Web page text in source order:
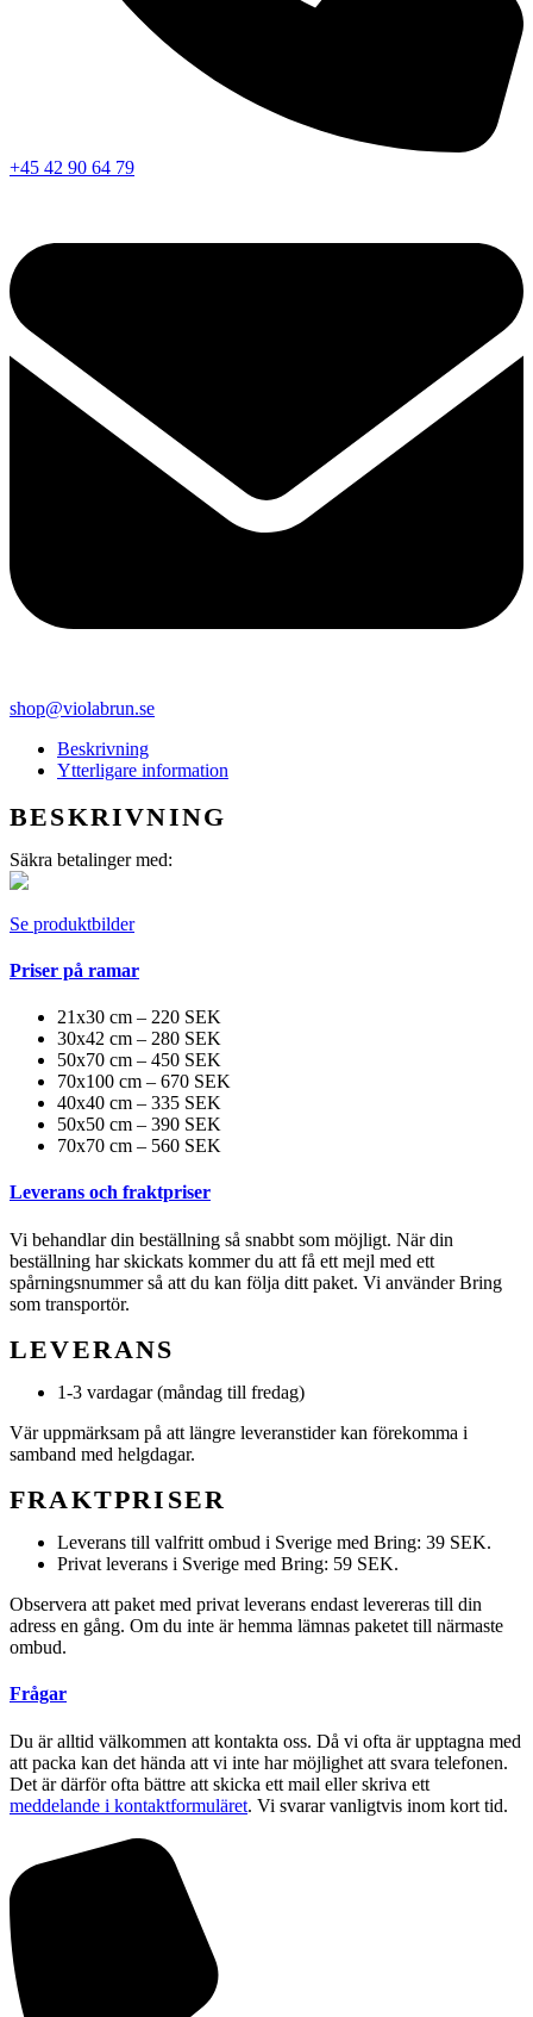
+45 42 90 64 79
shop@violabrun.se
Beskrivning
Ytterligare information
BESKRIVNING
Säkra betalinger med:
Se produktbilder
Priser på ramar
21x30 cm – 220 SEK
30x42 cm – 280 SEK
50x70 cm – 450 SEK
70x100 cm – 670 SEK
40x40 cm – 335 SEK
50x50 cm – 390 SEK
70x70 cm – 560 SEK
Leverans och fraktpriser
Vi behandlar din beställning så snabbt som möjligt. När din
beställning har skickats kommer du att få ett mejl med ett
spårningsnummer så att du kan följa ditt paket. Vi använder Bring
som transportör.
LEVERANS
1-3 vardagar (måndag till fredag)
Vär uppmärksam på att längre leveranstider kan förekomma i
samband med helgdagar.
FRAKTPRISER
Leverans till valfritt ombud i Sverige med Bring: 39 SEK.
Privat leverans i Sverige med Bring: 59 SEK.
Observera att paket med privat leverans endast levereras till din
adress en gång. Om du inte är hemma lämnas paketet till närmaste
ombud.
Frågar
Du är alltid välkommen att kontakta oss. Då vi ofta är upptagna med
att packa kan det hända att vi inte har möjlighet att svara telefonen.
Det är därför ofta bättre att skicka ett mail eller skriva ett
meddelande i kontaktformuläret. Vi svarar vanligtvis inom kort tid.